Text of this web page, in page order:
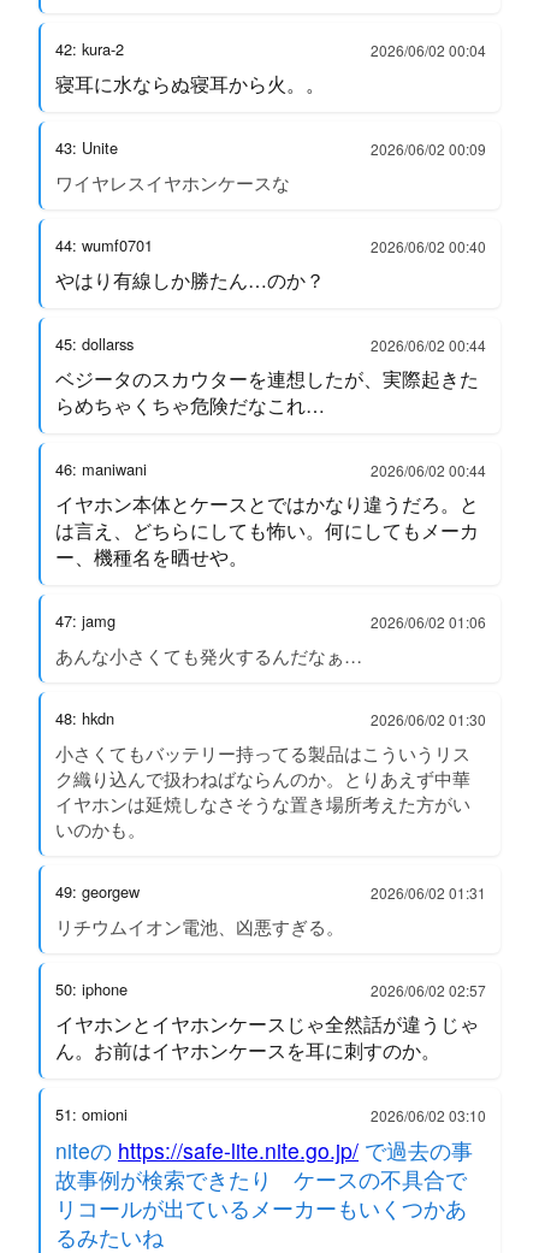
42: kura-2 2026/06/02 00:04
寝耳に水ならぬ寝耳から火。。
43: Unite 2026/06/02 00:09
ワイヤレスイヤホンケースな
44: wumf0701 2026/06/02 00:40
やはり有線しか勝たん…のか？
45: dollarss 2026/06/02 00:44
ベジータのスカウターを連想したが、実際起きた
らめちゃくちゃ危険だなこれ…
46: maniwani 2026/06/02 00:44
イヤホン本体とケースとではかなり違うだろ。と
は言え、どちらにしても怖い。何にしてもメーカ
ー、機種名を晒せや。
47: jamg 2026/06/02 01:06
あんな小さくても発火するんだなぁ…
48: hkdn 2026/06/02 01:30
小さくてもバッテリー持ってる製品はこういうリス
ク織り込んで扱わねばならんのか。とりあえず中華
イヤホンは延焼しなさそうな置き場所考えた方がい
いのかも。
49: georgew 2026/06/02 01:31
リチウムイオン電池、凶悪すぎる。
50: iphone 2026/06/02 02:57
イヤホンとイヤホンケースじゃ全然話が違うじゃ
ん。お前はイヤホンケースを耳に刺すのか。
51: omioni 2026/06/02 03:10
niteの https://safe-lite.nite.go.jp/ で過去の事
故事例が検索できたり ケースの不具合で
リコールが出ているメーカーもいくつかあ
るみたいね